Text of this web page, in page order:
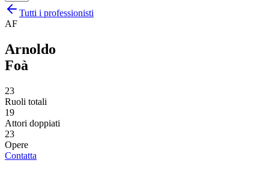
Tutti i professionisti
AF
Arnoldo
Foà
23
Ruoli totali
19
Attori doppiati
23
Opere
Contatta